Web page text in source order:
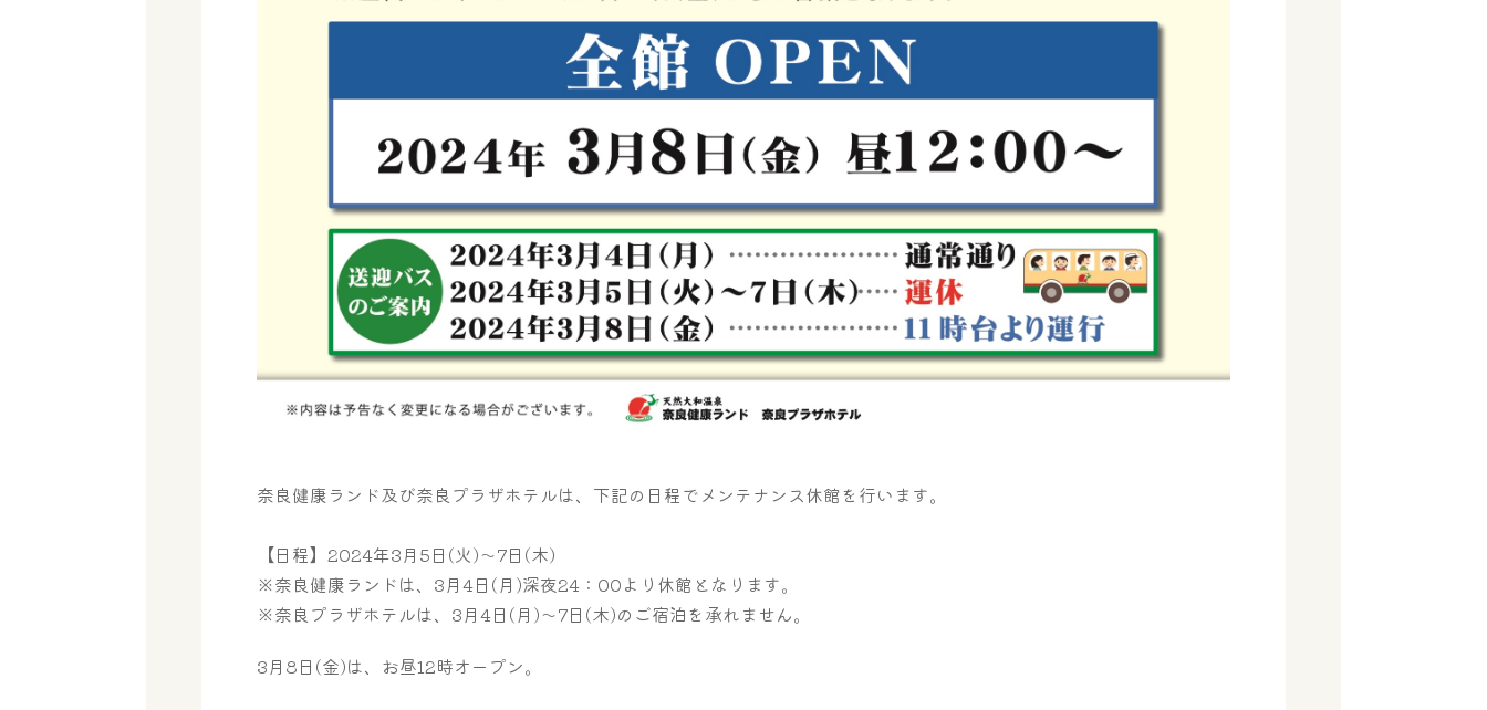
奈良健康ランド及び奈良プラザホテルは、下記の日程でメンテナンス休館を行います。
【日程】2024年3月5日(火)～7日(木)
※奈良健康ランドは、3月4日(月)深夜24：00より休館となります。
※奈良プラザホテルは、3月4日(月)～7日(木)のご宿泊を承れません。
3月8日(金)は、お昼12時オープン。